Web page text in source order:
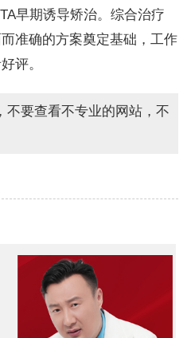
早期诱导矫治。综合治疗
准确的方案奠定基础，工作
评。
不要查看不专业的网站，不